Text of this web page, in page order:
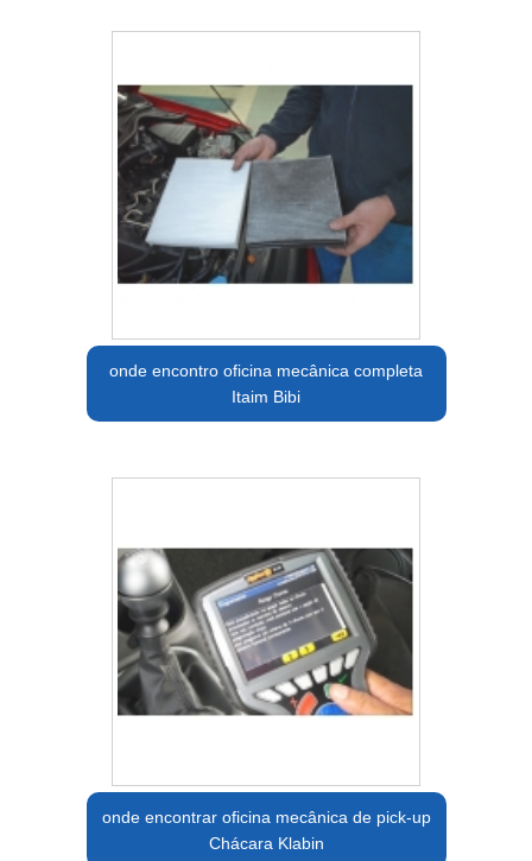
onde encontro oficina mecânica completa
Itaim Bibi
onde encontrar oficina mecânica de pick-up
Chácara Klabin